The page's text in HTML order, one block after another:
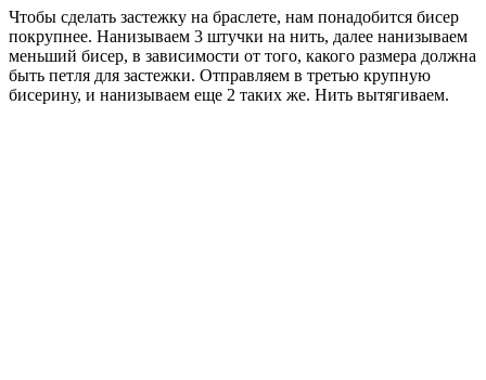
Чтобы сделать застежку на браслете, нам понадобится бисер
покрупнее. Нанизываем 3 штучки на нить, далее нанизываем
меньший бисер, в зависимости от того, какого размера должна
быть петля для застежки. Отправляем в третью крупную
бисерину, и нанизываем еще 2 таких же. Нить вытягиваем.